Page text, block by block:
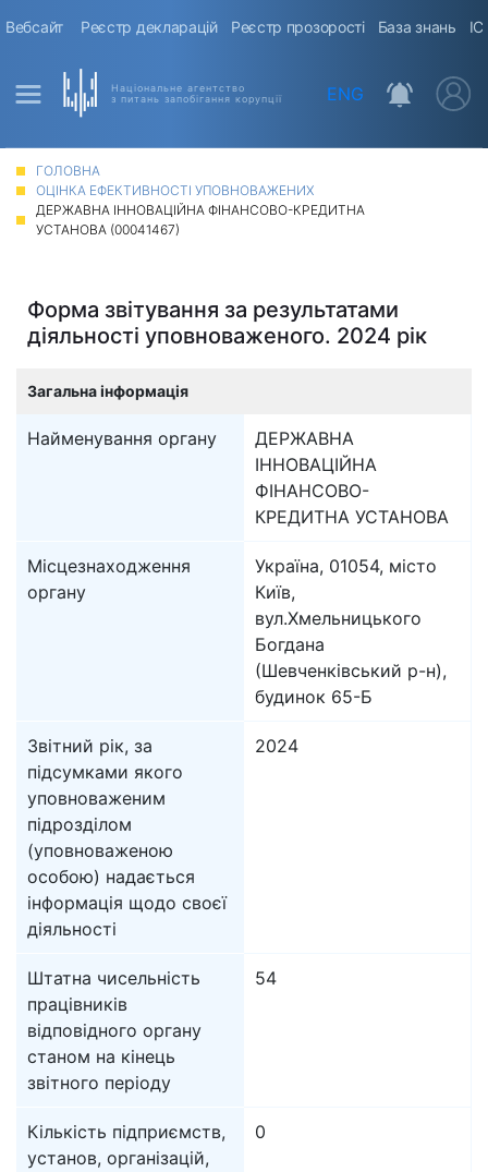
Вебсайт Реєстр декларацій Реєстр прозорості База знань
Національне агентство
з питань запобігання корупції
ENG
ГОЛОВНА
ОЦІНКА ЕФЕКТИВНОСТІ УПОВНОВАЖЕНИХ
ДЕРЖАВНА ІННОВАЦІЙНА ФІНАНСОВО-КРЕДИТНА
УСТАНОВА (00041467)
Форма звітування за результатами
діяльності уповноваженого. 2024 рік
Загальна інформація
Найменування органу
ДЕРЖАВНА
ІННОВАЦІЙНА
ФІНАНСОВО-
КРЕДИТНА УСТАНОВА
Місцезнаходження
органу
Україна, 01054, місто
Київ,
вул.Хмельницького
Богдана
(Шевченківський р-н),
будинок 65-Б
Звітний рік, за
підсумками якого
уповноваженим
підрозділом
(уповноваженою
особою) надається
інформація щодо своєї
діяльності
2024
Штатна чисельність
працівників
відповідного органу
станом на кінець
звітного періоду
54
Кількість підприємств,
установ, організацій,
0